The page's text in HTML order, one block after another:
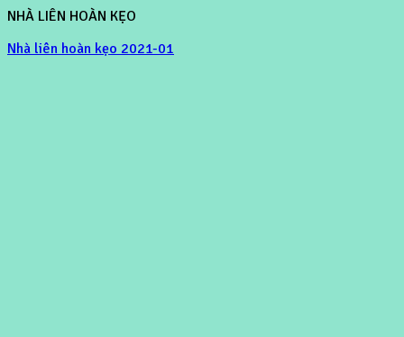
NHÀ LIÊN HOÀN KẸO
Nhà liên hoàn kẹo 2021-01